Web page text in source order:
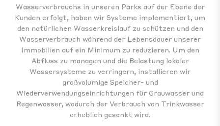
Wasserverbrauchs in unseren Parks auf der Ebene der
Kunden erfolgt, haben wir Systeme implementiert, um
den natürlichen Wasserkreislauf zu schützen und den
Wasserverbrauch während der Lebensdauer unserer
Immobilien auf ein Minimum zu reduzieren. Um den
Abfluss zu managen und die Belastung lokaler
Wassersysteme zu verringern, installieren wir
großvolumige Speicher- und
Wiederverwendungseinrichtungen für Grauwasser und
Regenwasser, wodurch der Verbrauch von Trinkwasser
erheblich gesenkt wird.